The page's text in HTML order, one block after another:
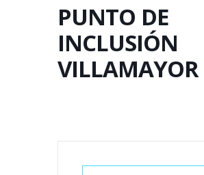
PUNTO DE
INCLUSIÓN
VILLAMAYOR